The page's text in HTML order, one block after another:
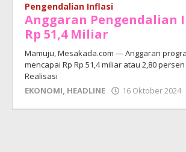
Pengendalian Inflasi
Anggaran Pengendalian
Rp 51,4 Miliar
Mamuju, Mesakada.com — Anggaran
mencapai Rp Rp 51,4 miliar atau 2,80
Realisasi
EKONOMI, HEADLINE 16 Oktober 2024